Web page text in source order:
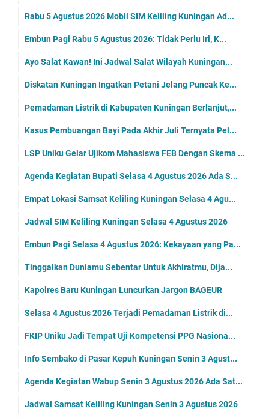
Rabu 5 Agustus 2026 Mobil SIM Keliling Kuningan Ad...
Embun Pagi Rabu 5 Agustus 2026: Tidak Perlu Iri, K...
Ayo Salat Kawan! Ini Jadwal Salat Wilayah Kuningan...
Diskatan Kuningan Ingatkan Petani Jelang Puncak Ke...
Pemadaman Listrik di Kabupaten Kuningan Berlanjut,...
Kasus Pembuangan Bayi Pada Akhir Juli Ternyata Pel...
LSP Uniku Gelar Ujikom Mahasiswa FEB Dengan Skema ...
Agenda Kegiatan Bupati Selasa 4 Agustus 2026 Ada S...
Empat Lokasi Samsat Keliling Kuningan Selasa 4 Agu...
Jadwal SIM Keliling Kuningan Selasa 4 Agustus 2026
Embun Pagi Selasa 4 Agustus 2026: Kekayaan yang Pa...
Tinggalkan Duniamu Sebentar Untuk Akhiratmu, Dija...
Kapolres Baru Kuningan Luncurkan Jargon BAGEUR
Selasa 4 Agustus 2026 Terjadi Pemadaman Listrik di...
FKIP Uniku Jadi Tempat Uji Kompetensi PPG Nasiona...
Info Sembako di Pasar Kepuh Kuningan Senin 3 Agust...
Agenda Kegiatan Wabup Senin 3 Agustus 2026 Ada Sat...
Jadwal Samsat Keliling Kuningan Senin 3 Agustus 2026